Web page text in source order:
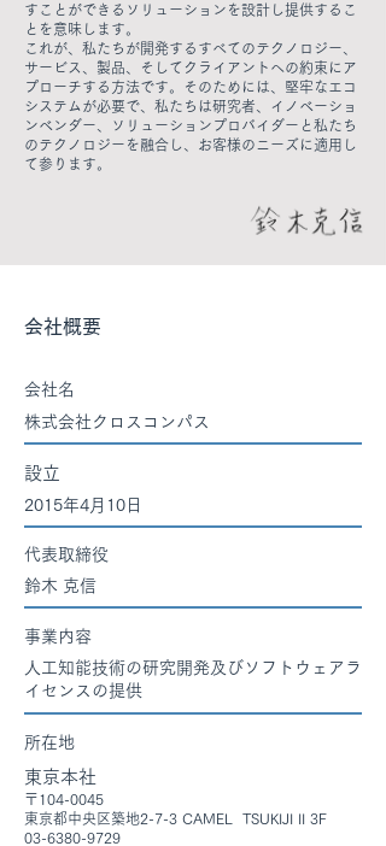
すことができるソリューションを設計し提供するこ
とを意味します。
これが、私たちが開発するすべてのテクノロジー、
サービス、製品、そしてクライアントへの約束にア
プローチする方法です。そのためには、堅牢なエコ
システムが必要で、私たちは研究者、イノベーショ
ンベンダー、ソリューションプロバイダーと私たち
のテクノロジーを融合し、お客様のニーズに適用し
て参ります。
会社概要
​会社名
​株式会社クロスコンパス
設立
2015年4月10日
代表取締役
​鈴木 克信
事業内容
人工知能技術の研究開発及びソフトウェアラ
イセンスの提供
所在地
東京本社
〒104-0045
東京都中央区築地2-7-3 CAMEL TSUKIJI II 3F
03-6380-9729